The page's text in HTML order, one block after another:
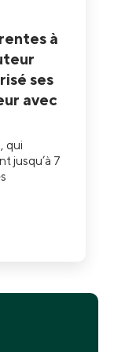
à
ses
avec
qui
jusqu’à 7
après
le